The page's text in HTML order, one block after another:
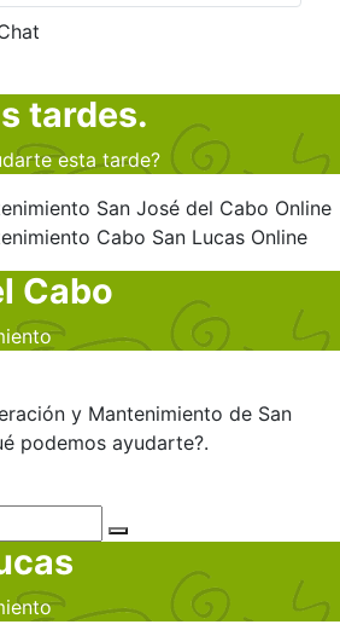
tardes.
esta tarde?
San José del Cabo Online
Cabo San Lucas Online
Cabo
y Mantenimiento de San
podemos ayudarte?.